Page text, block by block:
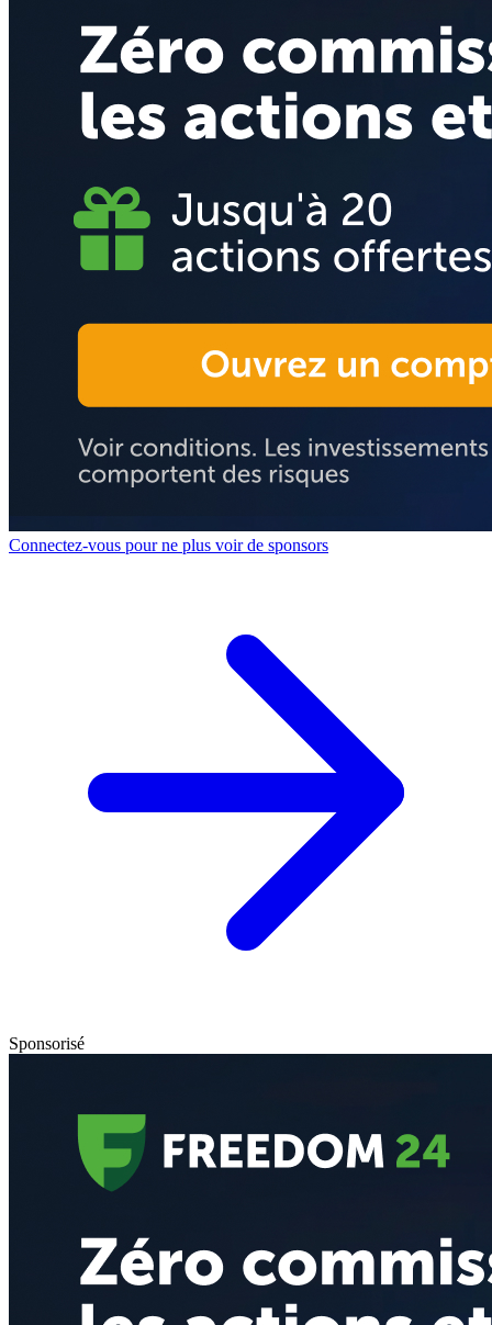
Connectez-vous pour ne plus voir de sponsors
Sponsorisé